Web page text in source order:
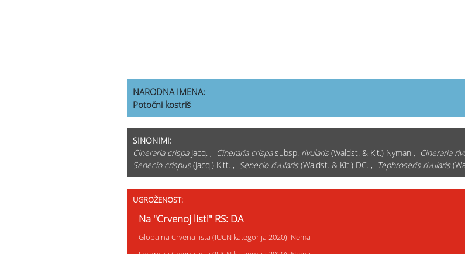
NARODNA IMENA:
Potočni kostriš
SINONIMI:
Cineraria crispaJacq. , Cineraria crispasubsp. rivularis(Waldst. & Kit.) Nyman , Cineraria
Senecio crispus(Jacq.) Kitt. , Senecio rivularis(Waldst. & Kit.) DC. , Tephroseris rivularis
UGROŽENOST:
Na "Crvenoj listi" RS: DA
Globalna Crvena lista (IUCN kategorija 2020): Nema